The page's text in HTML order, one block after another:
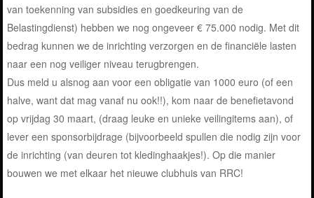
van toekenning van subsidies en goedkeuring van de
Belastingdienst) hebben we nog ongeveer € 75.000 nodig. Met dit
bedrag kunnen we de inrichting verzorgen en de financiële lasten
naar een nog veiliger niveau terugbrengen.
Dus meld u alsnog aan voor een obligatie van 1000 euro (of een
halve, want dat mag vanaf nu ook!!), kom naar de benefietavond
op vrijdag 30 maart, (draag leuke en unieke veilingitems aan), of
lever een sponsorbijdrage (bijvoorbeeld spullen die nodig zijn voor
de inrichting (van deuren tot kledinghaakjes!). Op die manier
bouwen we met elkaar het nieuwe clubhuis van RRC!